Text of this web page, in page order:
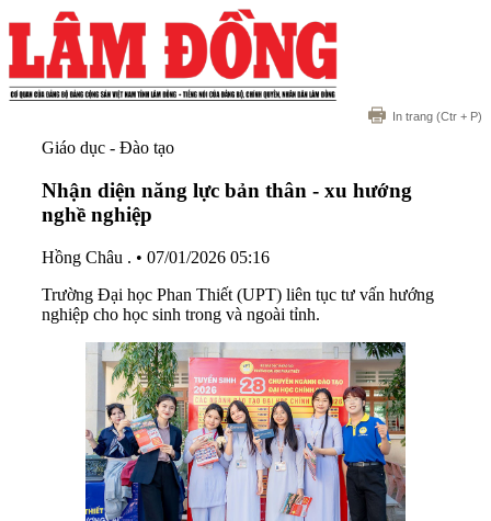
In trang (Ctr + P)
Giáo dục - Đào tạo
Nhận diện năng lực bản thân - xu hướng
nghề nghiệp
Hồng Châu . • 07/01/2026 05:16
Trường Đại học Phan Thiết (UPT) liên tục tư vấn hướng
nghiệp cho học sinh trong và ngoài tỉnh.